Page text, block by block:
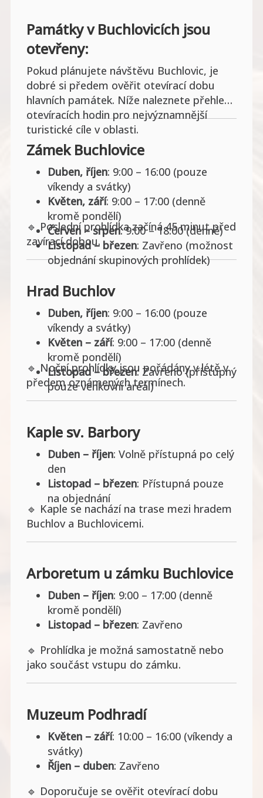
Památky v Buchlovicích jsou
otevřeny:
Pokud plánujete návštěvu Buchlovic, je
dobré si předem ověřit otevírací dobu
hlavních památek. Níže naleznete přehled
otevíracích hodin pro nejvýznamnější
turistické cíle v oblasti.
Zámek Buchlovice
Duben, říjen: 9:00 – 16:00 (pouze
víkendy a svátky)
Květen, září: 9:00 – 17:00 (denně
kromě pondělí)
Červen – srpen: 9:00 – 18:00 (denně)
Listopad – březen: Zavřeno (možnost
objednání skupinových prohlídek)
🔹 Poslední prohlídka začíná 45 minut před
zavírací dobou.
Hrad Buchlov
Duben, říjen: 9:00 – 16:00 (pouze
víkendy a svátky)
Květen – září: 9:00 – 17:00 (denně
kromě pondělí)
Listopad – březen: Zavřeno (přístupný
pouze venkovní areál)
🔹 Noční prohlídky jsou pořádány v létě v
předem oznámených termínech.
Kaple sv. Barbory
Duben – říjen: Volně přístupná po celý
den
Listopad – březen: Přístupná pouze
na objednání
🔹 Kaple se nachází na trase mezi hradem
Buchlov a Buchlovicemi.
Arboretum u zámku Buchlovice
Duben – říjen: 9:00 – 17:00 (denně
kromě pondělí)
Listopad – březen: Zavřeno
🔹 Prohlídka je možná samostatně nebo
jako součást vstupu do zámku.
Muzeum Podhradí
Květen – září: 10:00 – 16:00 (víkendy a
svátky)
Říjen – duben: Zavřeno
🔹 Doporučuje se ověřit otevírací dobu